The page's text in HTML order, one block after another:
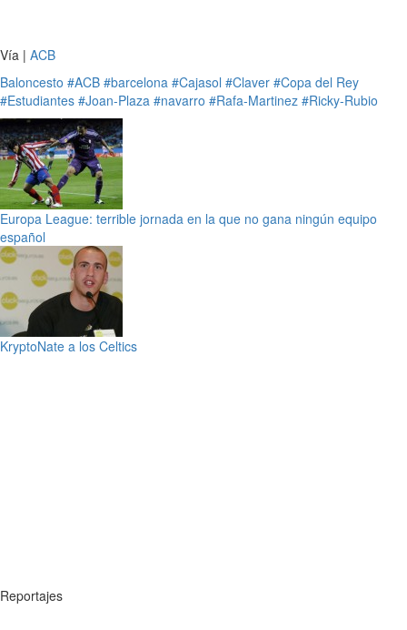
Vía | ACB
Baloncesto #ACB #barcelona #Cajasol #Claver #Copa del Rey
#Estudiantes #Joan-Plaza #navarro #Rafa-Martinez #Ricky-Rubio
Europa League: terrible jornada en la que no gana ningún equipo
español
KryptoNate a los Celtics
Reportajes